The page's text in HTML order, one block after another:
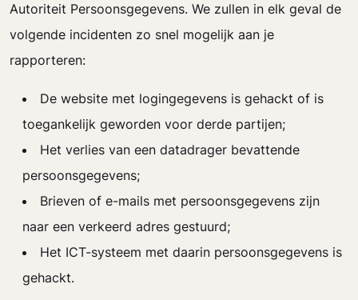
Autoriteit Persoonsgegevens. We zullen in elk geval de
volgende incidenten zo snel mogelijk aan je
rapporteren:
De website met logingegevens is gehackt of is
toegankelijk geworden voor derde partijen;
Het verlies van een datadrager bevattende
persoonsgegevens;
Brieven of e-mails met persoonsgegevens zijn
naar een verkeerd adres gestuurd;
Het ICT-systeem met daarin persoonsgegevens is
gehackt.